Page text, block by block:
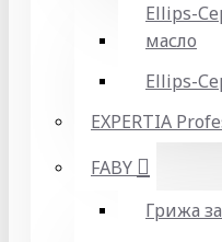
Ellips-
масло
Ellips-
EXPERTIA
FABY
Грижа